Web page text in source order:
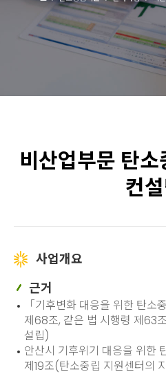
비산업부문 탄소
컨
사업개요
근거
「기후변화 대응을 위한 탄소
제68조, 같은 법 시행령 제63
설립)
안산시 기후위기 대응을 위한
제19조(탄소중립 지원센터의